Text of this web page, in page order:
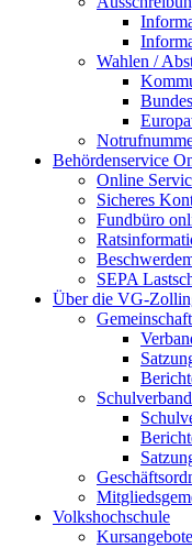
Wahlen /
Behördenservice
Online
Sicheres
Fundbüro
SEPA
Über die VG-
Volkshochschule
Kursangebote